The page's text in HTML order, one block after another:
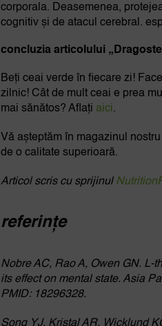
corporala. Deasemenea,
cognitiv și de atacul cerebral.
concluzia articolului
Beți ceai verde în fiecare zi!
zilnic! Cât de mult ceai e prea
mai sănătos? Aflați aici.
Vă așteptăm în magazinul
de o calitate superioară.
Articol scris cu sprijinul
referințe
Nobre AC, Rao A, Owen GN. L-
its effect on mental state. Asia
PMID: 18296328.
Song YJ, Kristal AR, Wicklund